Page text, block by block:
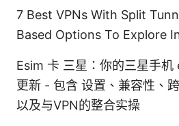
7 Best VPNs With Split
Based Options To Explore
Esim 卡 三星：你的三星手
更新 - 包含 设置、兼容性、
以及与VPN的整合实操